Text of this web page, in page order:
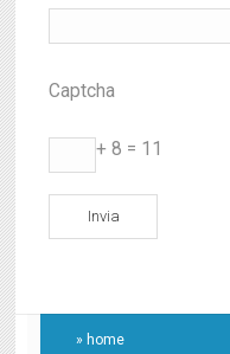
Captcha
+ 8 = 11
» home